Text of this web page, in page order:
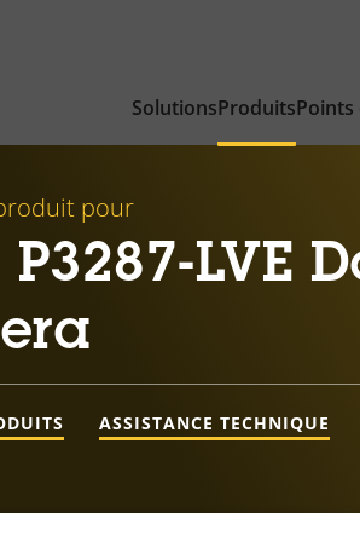
SolutionsProduitsPoints
pour
P3287-LVE
ASSISTANCE TECHNIQUE